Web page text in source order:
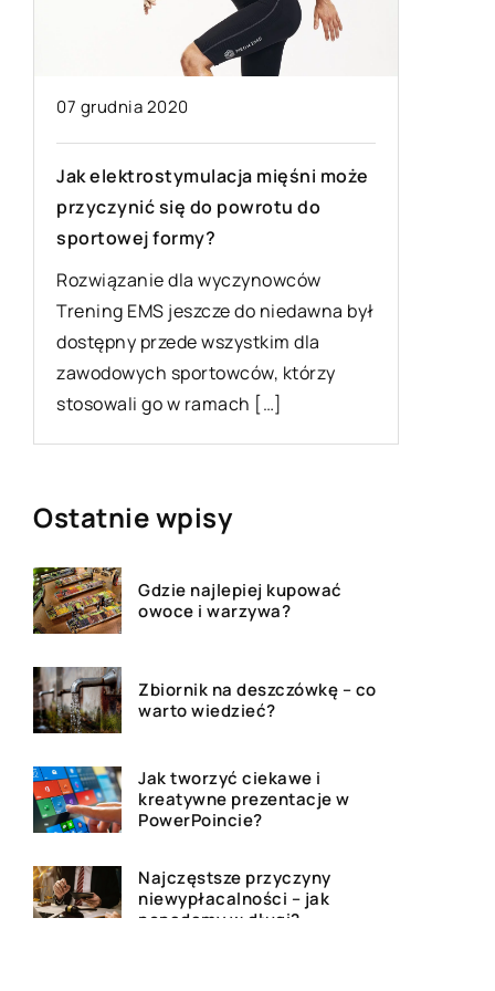
07 grudnia 2020
Jak elektrostymulacja mięśni może
przyczynić się do powrotu do
sportowej formy?
Rozwiązanie dla wyczynowców
Trening EMS jeszcze do niedawna był
dostępny przede wszystkim dla
zawodowych sportowców, którzy
stosowali go w ramach […]
Ostatnie wpisy
Gdzie najlepiej kupować
owoce i warzywa?
Zbiornik na deszczówkę – co
warto wiedzieć?
Jak tworzyć ciekawe i
kreatywne prezentacje w
PowerPoincie?
Najczęstsze przyczyny
niewypłacalności – jak
popadamy w długi?